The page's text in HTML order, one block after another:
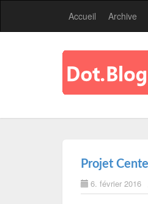
Accueil Archive
Projet
6. février 2016